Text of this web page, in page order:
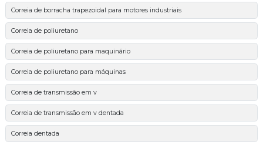
Correia de borracha trapezoidal para motores industriais
Correia de poliuretano
Correia de poliuretano para maquinário
Correia de poliuretano para máquinas
Correia de transmissão em v
Correia de transmissão em v dentada
Correia dentada